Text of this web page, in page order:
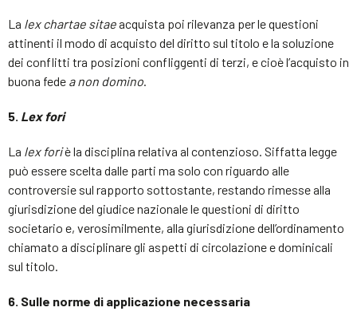
La lex chartae sitaeacquista poi rilevanza per le questioni
attinenti il modo di acquisto del diritto sul titolo e la soluzione
dei conflitti tra posizioni confliggenti di terzi, e cioè l’acquisto in
buona fede a non domino
5. Lex fori
La lex foriè la disciplina relativa al contenzioso. Siffatta legge
può essere scelta dalle parti ma solo con riguardo alle
controversie sul rapporto sottostante, restando rimesse alla
giurisdizione del giudice nazionale le questioni di diritto
societario e, verosimilmente, alla giurisdizione dell’ordinamento
chiamato a disciplinare gli aspetti di circolazione e dominicali
sul titolo.
6. Sulle norme di applicazione necessaria